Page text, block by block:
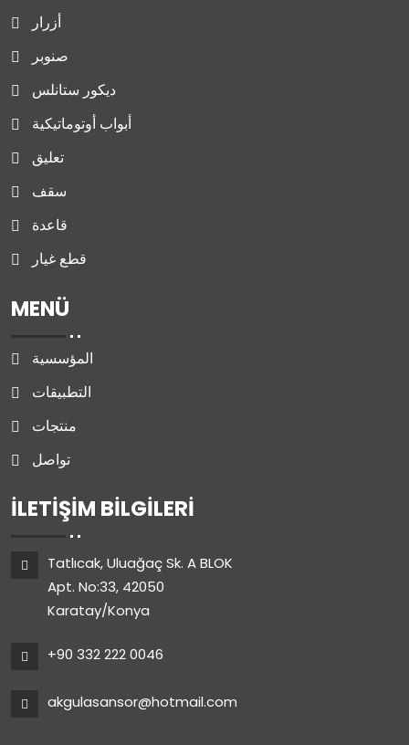
أزرار
صنوبر
ديكور ستانلس
أبواب أوتوماتيكية
تعليق
سقف
قاعدة
قطع غيار
MENÜ
المؤسسية
التطبيقات
منتجات
تواصل
İLETIŞIM BILGILERI
Tatlıcak, Uluağaç Sk. A BLOK
Apt. No:33, 42050
Karatay/Konya
+90 332 222 0046
akgulasansor@hotmail.com